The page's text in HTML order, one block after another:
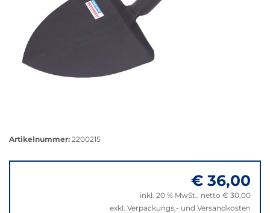
anzeigen
Artikelnummer: 2200215
€ 36,00
inkl. 20 % MwSt., netto € 30,00
exkl. Verpackungs,- und Versandkosten